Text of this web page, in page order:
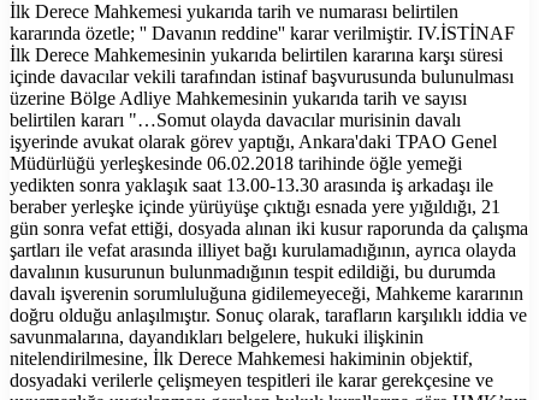
İlk Derece Mahkemesi yukarıda tarih ve numarası belirtilen
kararında özetle; '' Davanın reddine'' karar verilmiştir. IV.İSTİNAF
İlk Derece Mahkemesinin yukarıda belirtilen kararına karşı süresi
içinde davacılar vekili tarafından istinaf başvurusunda bulunulması
üzerine Bölge Adliye Mahkemesinin yukarıda tarih ve sayısı
belirtilen kararı "…Somut olayda davacılar murisinin davalı
işyerinde avukat olarak görev yaptığı, Ankara'daki TPAO Genel
Müdürlüğü yerleşkesinde 06.02.2018 tarihinde öğle yemeği
yedikten sonra yaklaşık saat 13.00-13.30 arasında iş arkadaşı ile
beraber yerleşke içinde yürüyüşe çıktığı esnada yere yığıldığı, 21
gün sonra vefat ettiği, dosyada alınan iki kusur raporunda da çalışma
şartları ile vefat arasında illiyet bağı kurulamadığının, ayrıca olayda
davalının kusurunun bulunmadığının tespit edildiği, bu durumda
davalı işverenin sorumluluğuna gidilemeyeceği, Mahkeme kararının
doğru olduğu anlaşılmıştır. Sonuç olarak, tarafların karşılıklı iddia ve
savunmalarına, dayandıkları belgelere, hukuki ilişkinin
nitelendirilmesine, İlk Derece Mahkemesi hakiminin objektif,
dosyadaki verilerle çelişmeyen tespitleri ile karar gerekçesine ve